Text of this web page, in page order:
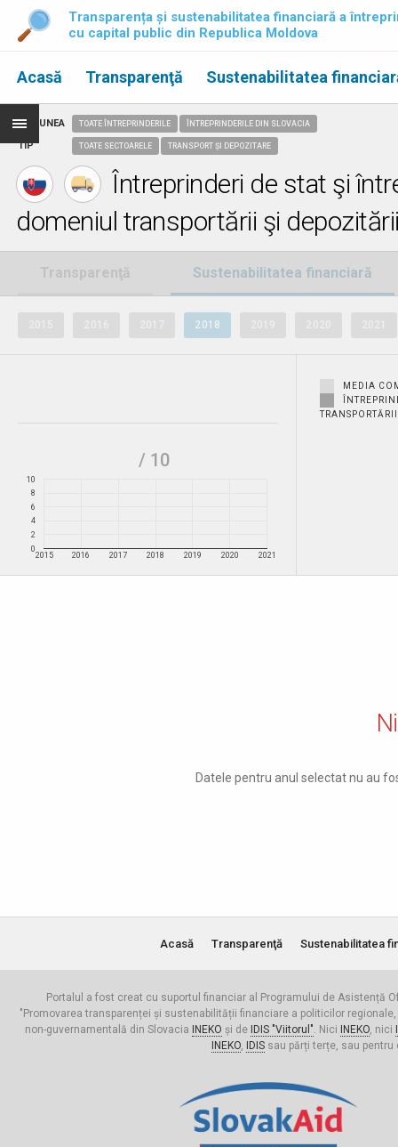
Transparența și sustenabilitatea financiară a
cu capital public din Republica Moldova
Acasă Transparenţă Sustenabilitatea
REGIUNEA
TIP
TOATE ÎNTREPRINDERILE ÎNTREPRINDERILE DIN SLOVACIA
TOATE SECTOARELE TRANSPORT ȘI DEPOZITARE
Întreprinderi de stat şi
domeniul transportării şi
Transparenţă Sustenabilitatea financiară
2018
/ 10
2015 2016 2017 2018 2019 2020 2021
0
2
4
6
8
10
MEDIA
Datele pentru anul selectat nu au
Acasă Transparenţă Sustenabilitatea
Portalul a fost creat cu suportul financiar al Programului de Asistență
"Promovarea transparenței și sustenabilității financiare a politicilor
non-guvernamentală din Slovacia
INEKO și de IDIS "Viitorul". Nici INEKO, nici
INEKO, IDISsau părți terțe, sau pentru